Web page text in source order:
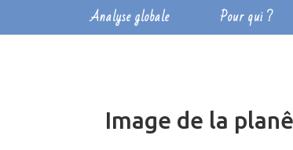
Analyse globale Pour qui ?
Image de la